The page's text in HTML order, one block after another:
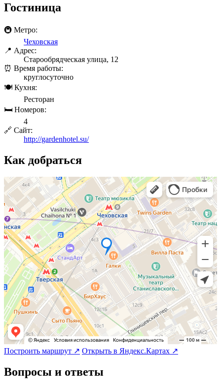
Гостиница
🚇 Метро:
Чеховская
📍 Адрес:
Старообрядческая улица, 12
⏰ Время работы:
круглосуточно
🍽 Кухня:
Ресторан
🛏 Номеров:
4
🔗 Сайт:
http://gardenhotel.su/
Как добраться
Построить маршрут ↗ Открыть в Яндекс.Картах ↗
Вопросы и ответы